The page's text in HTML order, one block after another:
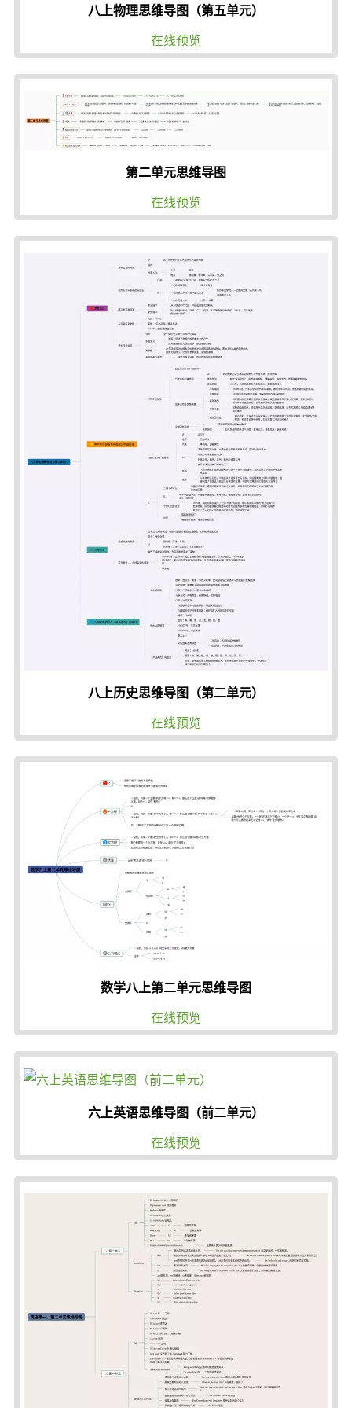
八上物理思维导图（第五单元）
在线预览
第二单元思维导图
在线预览
八上历史思维导图（第二单元）
在线预览
数学八上第二单元思维导图
在线预览
六上英语思维导图（前二单元）
在线预览